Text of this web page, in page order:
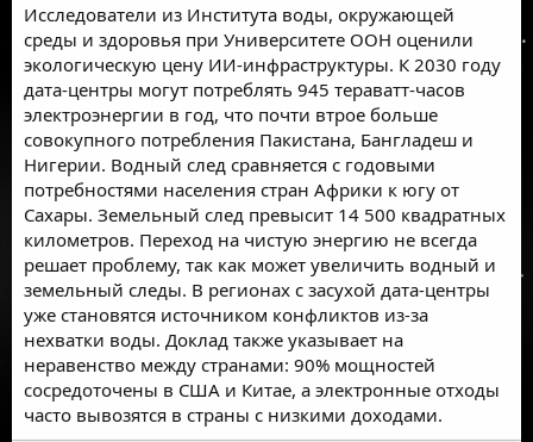
Исследователи из Института воды, окружающей
среды и здоровья при Университете ООН оценили
экологическую цену ИИ-инфраструктуры. К 2030 году
дата-центры могут потреблять 945 тераватт-часов
электроэнергии в год, что почти втрое больше
совокупного потребления Пакистана, Бангладеш и
Нигерии. Водный след сравняется с годовыми
потребностями населения стран Африки к югу от
Сахары. Земельный след превысит 14 500 квадратных
километров. Переход на чистую энергию не всегда
решает проблему, так как может увеличить водный и
земельный следы. В регионах с засухой дата-центры
уже становятся источником конфликтов из-за
нехватки воды. Доклад также указывает на
неравенство между странами: 90% мощностей
сосредоточены в США и Китае, а электронные отходы
часто вывозятся в страны с низкими доходами.